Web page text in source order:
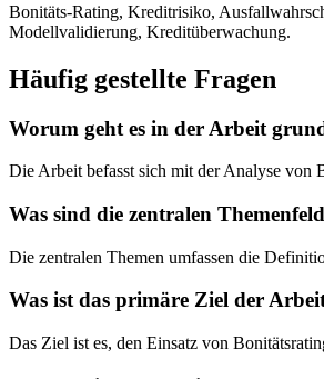
Bonitäts-Rating, Kreditrisiko,
Modellvalidierung, Kreditüberwachung.
Häufig gestellte Fragen
Worum geht es in der Arbeit
Die Arbeit befasst sich mit der Analyse von
Was sind die zentralen
Die zentralen Themen umfassen die
Was ist das primäre Ziel der
Das Ziel ist es, den Einsatz von